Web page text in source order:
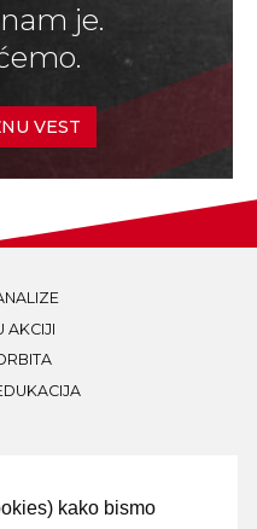
je.
VEST
AKCIJI
kako bismo